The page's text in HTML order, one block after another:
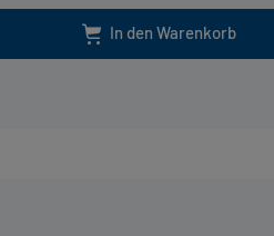
In den Warenkorb